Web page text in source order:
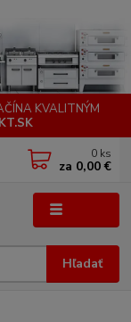
KVALITNÝM
Hľadať
0 ks
za 0,00 €